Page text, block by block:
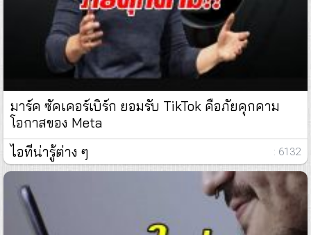
มาร์ค ซัคเคอร์เบิร์ก ยอมรับ TikTok คือภัยคุกคาม
โอกาสของ Meta
ไอทีน่ารู้ต่าง ๆ
: 6132